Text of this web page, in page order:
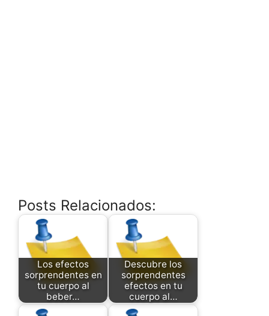
Posts Relacionados:
Los efectos
sorprendentes en
tu cuerpo al
beber…
Descubre los
sorprendentes
efectos en tu
cuerpo al…